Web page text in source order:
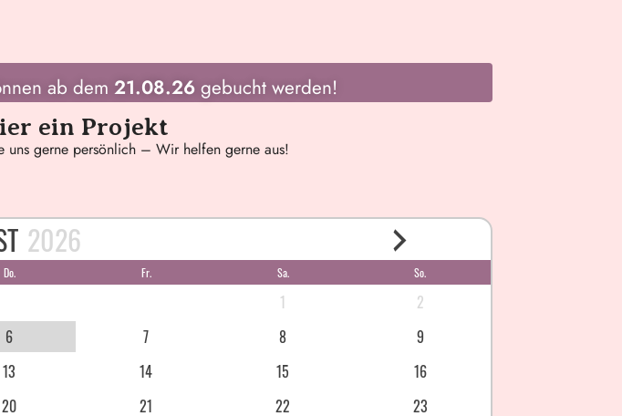
ab dem 21.08.26gebucht werden!
ein Projekt
uns gerne persönlich – Wir helfen gerne aus!
2026
Do. Fr. Sa. So.
1
2
6 7 8
9
13 14 15
16
20 21 22
23